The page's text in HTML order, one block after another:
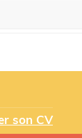
son CV